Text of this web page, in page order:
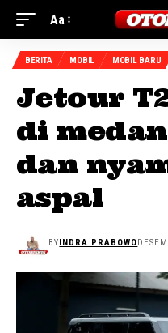
Aa
BERITA MOBIL MOBIL BARU
Jetour
di
dan
aspal
BYINDRA PRABOWO